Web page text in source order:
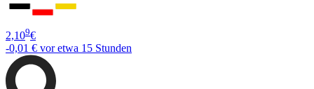
2,109€
-0,01 € vor etwa 15 Stunden